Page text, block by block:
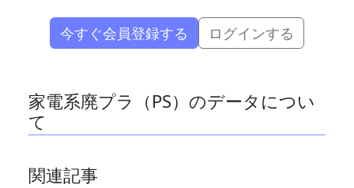
今すぐ会員登録する ログインする
家電系廃プラ（PS）のデータについ
て
関連記事